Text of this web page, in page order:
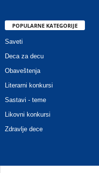
POPULARNE KATEGORIJE
Saveti
Deca za decu
Obaveštenja
Literarni konkursi
Sastavi - teme
Likovni konkursi
Zdravlje dece